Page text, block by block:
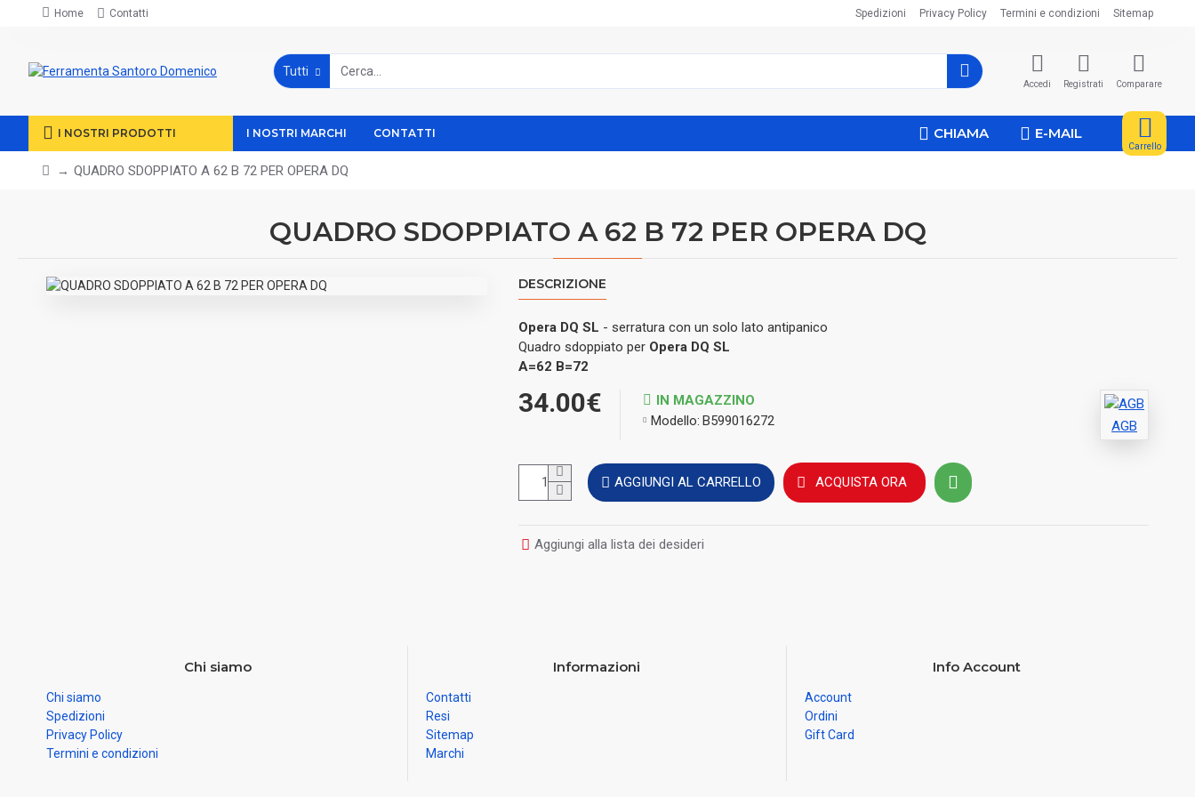
Home Contatti Spedizioni Privacy Policy Termini e condizioni Sitemap
Tutti
Accedi Registrati Comparare
I NOSTRI PRODOTTI I NOSTRI MARCHI CONTATTI CHIAMA E-MAIL
Carrello
QUADRO SDOPPIATO A 62 B 72 PER OPERA DQ
QUADRO SDOPPIATO A 62 B 72 PER OPERA DQ
DESCRIZIONE
Opera DQ SL - serratura con un solo lato antipanico
Quadro sdoppiato per Opera DQ SL
A=62 B=72
34.00€
IN MAGAZZINO
Modello: B599016272 AGB
AGGIUNGI AL CARRELLO ACQUISTA ORA
Aggiungi alla lista dei desideri
Chi siamo
Chi siamo
Spedizioni
Privacy Policy
Termini e condizioni
Informazioni
Contatti
Resi
Sitemap
Marchi
Info Account
Account
Ordini
Gift Card